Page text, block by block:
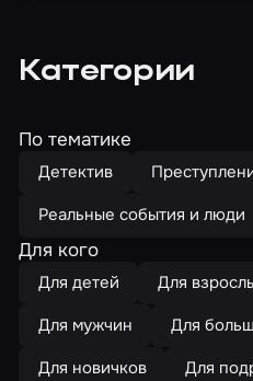
Категории
По тематике
Детектив
Реальные события и люди
Для кого
Для детей Для
Для мужчин
Для
Для новичков
Для